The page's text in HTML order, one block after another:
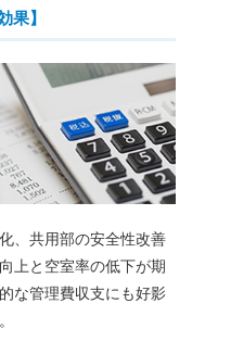
果】
、共用部の安全性改善
上と空室率の低下が期
な管理費収支にも好影